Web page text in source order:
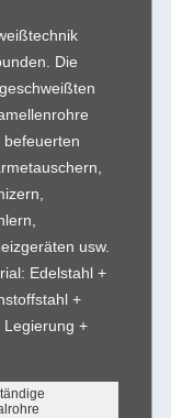
Die
usw.
Edelstahl +
+
Legierung +